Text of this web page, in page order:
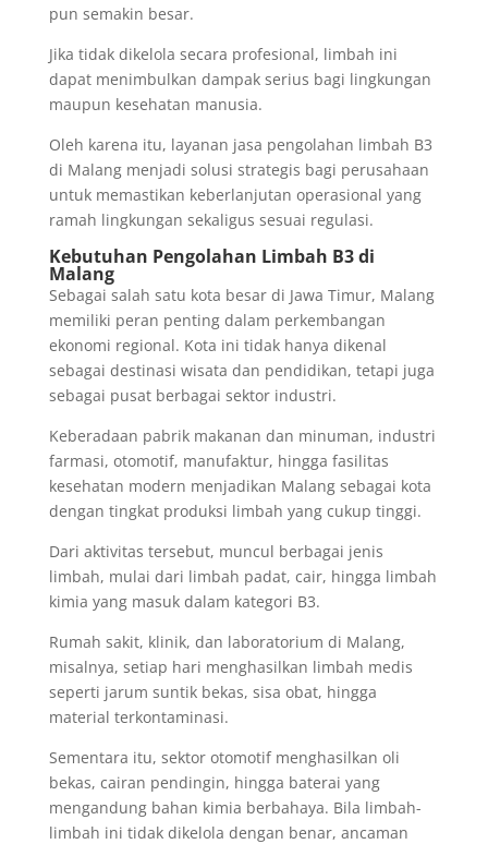
pun semakin besar.
Jika tidak dikelola secara profesional, limbah ini
dapat menimbulkan dampak serius bagi lingkungan
maupun kesehatan manusia.
Oleh karena itu, layanan jasa pengolahan limbah B3
di Malang menjadi solusi strategis bagi perusahaan
untuk memastikan keberlanjutan operasional yang
ramah lingkungan sekaligus sesuai regulasi.
Kebutuhan Pengolahan Limbah B3 di
Malang
Sebagai salah satu kota besar di Jawa Timur, Malang
memiliki peran penting dalam perkembangan
ekonomi regional. Kota ini tidak hanya dikenal
sebagai destinasi wisata dan pendidikan, tetapi juga
sebagai pusat berbagai sektor industri.
Keberadaan pabrik makanan dan minuman, industri
farmasi, otomotif, manufaktur, hingga fasilitas
kesehatan modern menjadikan Malang sebagai kota
dengan tingkat produksi limbah yang cukup tinggi.
Dari aktivitas tersebut, muncul berbagai jenis
limbah, mulai dari limbah padat, cair, hingga limbah
kimia yang masuk dalam kategori B3.
Rumah sakit, klinik, dan laboratorium di Malang,
misalnya, setiap hari menghasilkan limbah medis
seperti jarum suntik bekas, sisa obat, hingga
material terkontaminasi.
Sementara itu, sektor otomotif menghasilkan oli
bekas, cairan pendingin, hingga baterai yang
mengandung bahan kimia berbahaya. Bila limbah-
limbah ini tidak dikelola dengan benar, ancaman